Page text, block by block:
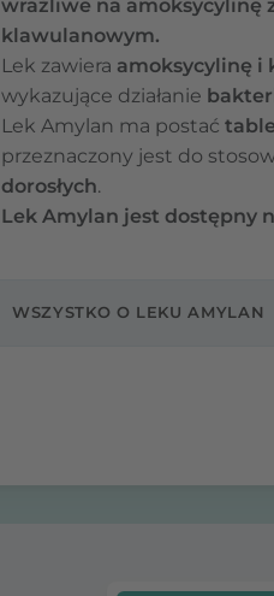
wrażliwe na amoksycylinę
klawulanowym.
Lek zawiera amoksycylinę i
wykazujące działanie
Lek Amylan ma postać
przeznaczony jest do
dorosłych.
Lek Amylan jest dostępny
WSZYSTKO O LEKU AMYLAN